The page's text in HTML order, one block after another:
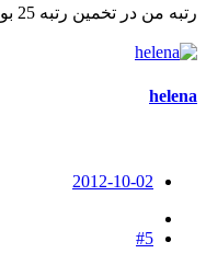
رتبه من در تخمین رتبه 25 بود و در کارنامه آزمون 7
helena
2012-10-02
#5